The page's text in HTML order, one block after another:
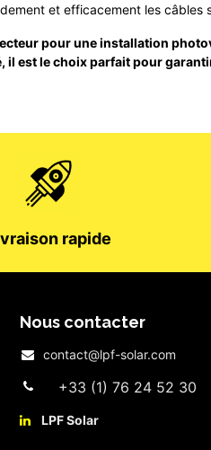
et efficacement les câbles
pour une installation
il est le choix parfait pour
rapide
Nous contacter
contact@lpf-solar.com
+33 (1) 76 24 52 30
LPF Solar​